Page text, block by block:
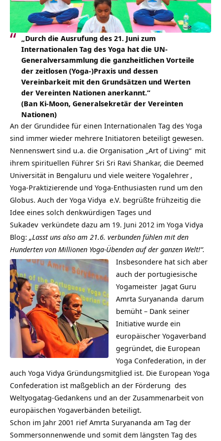
„Durch die Ausrufung des 21. Juni zum
Internationalen Tag des Yoga hat die UN-
Generalversammlung die ganzheitlichen Vorteile
der zeitlosen (Yoga-)Praxis und dessen
Vereinbarkeit mit den Grundsätzen und Werten
der Vereinten Nationen anerkannt.“
(Ban Ki-Moon, Generalsekretär der Vereinten
Nationen)
An der Grundidee für einen Internationalen Tag des Yoga
sind immer wieder mehrere Initiatoren beteiligt gewesen.
Nennenswert sind u.a. die Organisation „Art of Living“ mit
ihrem spirituellen Führer Sri Sri Ravi Shankar, die Deemed
Universität in Bengaluru und viele weitere Yogalehrer ,
Yoga-Praktizierende und Yoga-Enthusiasten rund um den
Globus. Auch der Yoga Vidya e.V. begrüßte frühzeitig die
Idee eines solch denkwürdigen Tages und
Sukadev verkündete dazu am 19. Juni 2012 im Yoga Vidya
Blog: „Lasst uns also am 21.6. verbunden fühlen mit den
Hunderten von Millionen Yoga-Übenden auf der ganzen Welt!“.
Insbesondere hat sich aber
auch der portugiesische
Yogameister Jagat Guru
Amrta Suryananda darum
bemüht – Dank seiner
Initiative wurde ein
europäischer Yogaverband
gegründet, die European
Yoga Confederation, in der
auch Yoga Vidya Gründungsmitglied ist. Die European Yoga
Confederation ist maßgeblich an der Förderung des
Weltyogatag-Gedankens und an der Zusammenarbeit von
europäischen Yogaverbänden beteiligt.
Schon im Jahr 2001 rief Amrta Suryananda am Tag der
Sommersonnenwende und somit dem längsten Tag des